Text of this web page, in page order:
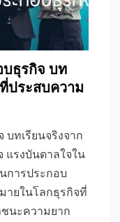
บธุรกิจ บท
ประสบความ
บทเรียนจริงจาก
แรงบันดาลใจใน
การประกอบ
ายในโลกธุรกิจที่
ชนะความยาก